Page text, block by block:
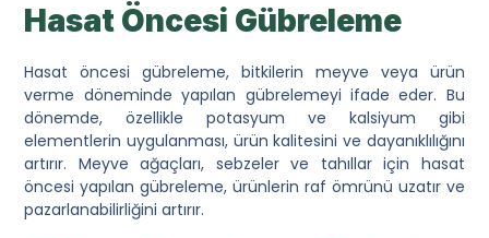
Hasat Öncesi Gübreleme
Hasat öncesi gübreleme, bitkilerin meyve veya ürün
verme döneminde yapılan gübrelemeyi ifade eder. Bu
dönemde, özellikle potasyum ve kalsiyum gibi
elementlerin uygulanması, ürün kalitesini ve dayanıklılığını
artırır. Meyve ağaçları, sebzeler ve tahıllar için hasat
öncesi yapılan gübreleme, ürünlerin raf ömrünü uzatır ve
pazarlanabilirliğini artırır.